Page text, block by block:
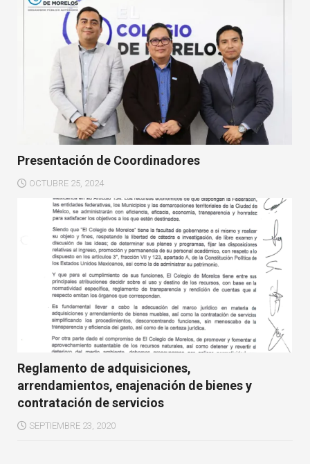
Presentación de Coordinadores
OCTUBRE 25, 2024
Reglamento de adquisiciones,
arrendamientos, enajenación de bienes y
contratación de servicios
SEPTIEMBRE 23, 2020